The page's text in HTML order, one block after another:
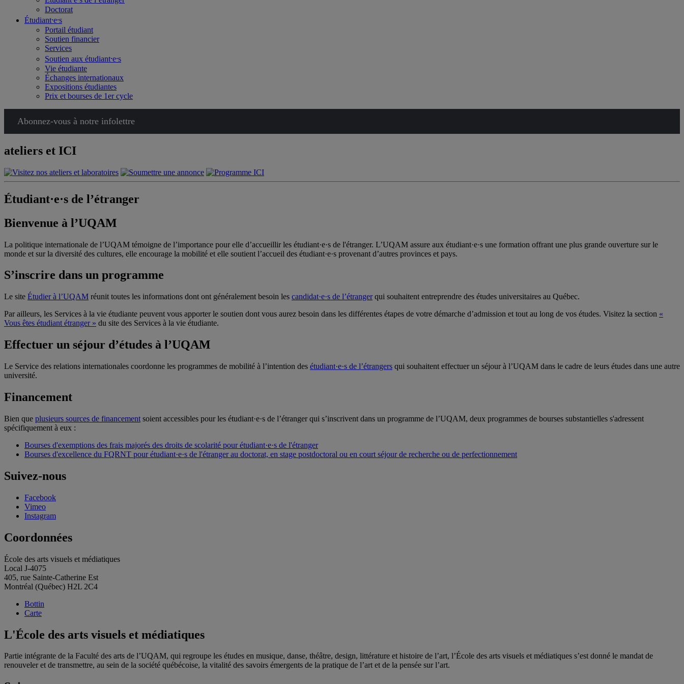
Doctorat
Étudiant⸱e⸱s
Portail étudiant
Soutien financier
Services
Soutien aux étudiant⸱e⸱s
Vie étudiante
Échanges internationaux
Expositions étudiantes
Prix et bourses de 1er cycle
Abonnez-vous à notre infolettre
ateliers et ICI
Étudiant·e·s de l’étranger
Bienvenue à l’UQAM
La politique internationale de l’UQAM témoigne de l’importance pour elle d’accueillir les étudiant·e·s de l'étranger. L’UQAM assure aux étudiant·e·s une formation offrant une plus grande ouverture sur le
monde et sur la diversité des cultures, elle encourage la mobilité et elle soutient l’accueil des étudiant·e·s provenant d’autres provinces et pays.
S’inscrire dans un programme
Le site Étudier à l’UQAM réunit toutes les informations dont ont généralement besoin les candidat·e·s de l’étrangerqui souhaitent entreprendre des études universitaires au Québec.
Par ailleurs, les Services à la vie étudiante peuvent vous apporter le soutien dont vous aurez besoin dans les différentes étapes de votre démarche d’admission et tout au long de vos études. Visitez la section «
Vous êtes étudiant étranger » du site des Services à la vie étudiante.
Effectuer un séjour d’études à l’UQAM
Le Service des relations internationales coordonne les programmes de mobilité à l’intention des étudiant·e·s de l’étrangers qui souhaitent effectuer un séjour à l’UQAM dans le cadre de leurs études dans une autre
université.
Financement
Bien que plusieurs sources de financement soient accessibles pour les étudiant·e·s de l’étranger qui s’inscrivent dans un programme de l’UQAM, deux programmes de bourses substantielles s'adressent
spécifiquement à eux :
Bourses d'exemptions des frais majorés des droits de scolarité pour étudiant·e·s de l'étranger
Bourses d'excellence du FQRNT pour étudiant·e·s de l'étranger au doctorat, en stage postdoctoral ou en court séjour de recherche ou de perfectionnement
Suivez-nous
Facebook
Vimeo
Instagram
Coordonnées
École des arts visuels et médiatiques
Local J-4075
405, rue Sainte-Catherine Est
Montréal (Québec) H2L 2C4
Bottin
Carte
L'École des arts visuels et médiatiques
Partie intégrante de la Faculté des arts de l’UQAM, qui regroupe les études en musique, danse, théâtre, design, littérature et histoire de l’art, l’École des arts visuels et médiatiques s’est donné le mandat de
renouveler et de transmettre, au sein de la société québécoise, la vitalité des savoirs émergents de la pratique de l’art et de la pensée sur l’art.